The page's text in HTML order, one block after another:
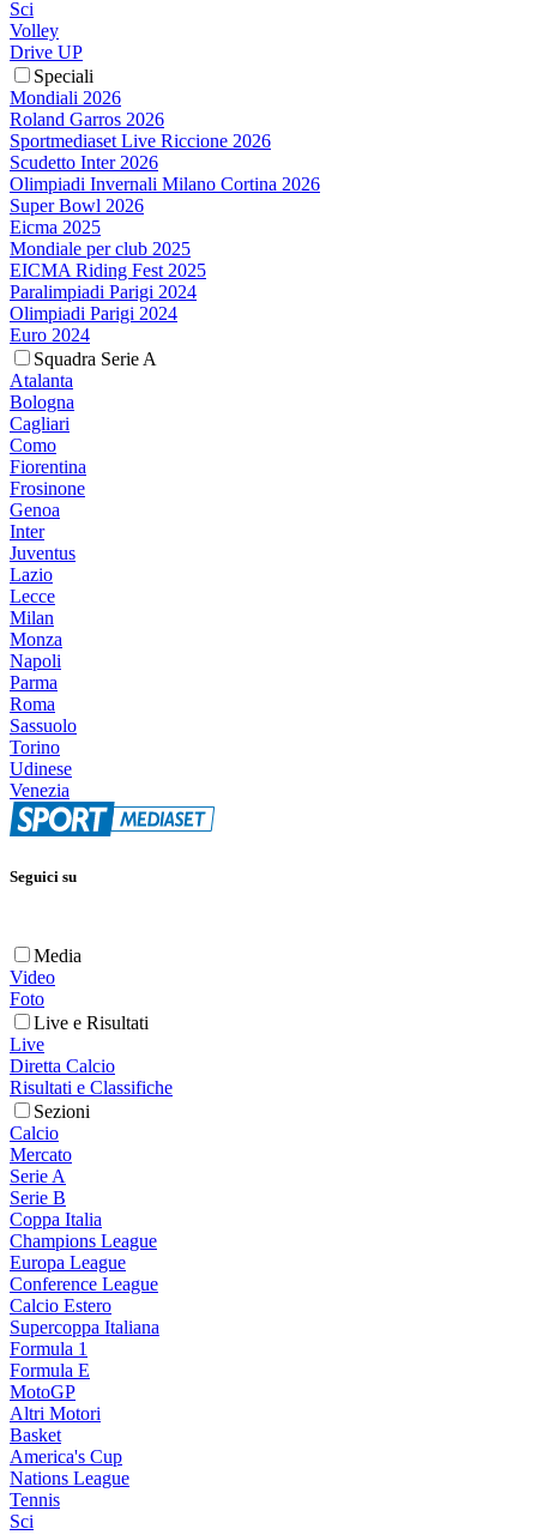
Sci
Volley
Drive UP
Speciali
Mondiali 2026
Roland Garros 2026
Sportmediaset Live Riccione 2026
Scudetto Inter 2026
Olimpiadi Invernali Milano Cortina 2026
Super Bowl 2026
Eicma 2025
Mondiale per club 2025
EICMA Riding Fest 2025
Paralimpiadi Parigi 2024
Olimpiadi Parigi 2024
Euro 2024
Squadra Serie A
Atalanta
Bologna
Cagliari
Como
Fiorentina
Frosinone
Genoa
Inter
Juventus
Lazio
Lecce
Milan
Monza
Napoli
Parma
Roma
Sassuolo
Torino
Udinese
Venezia
Seguici su
Media
Video
Foto
Live e Risultati
Live
Diretta Calcio
Risultati e Classifiche
Sezioni
Calcio
Mercato
Serie A
Serie B
Coppa Italia
Champions League
Europa League
Conference League
Calcio Estero
Supercoppa Italiana
Formula 1
Formula E
MotoGP
Altri Motori
Basket
America's Cup
Nations League
Tennis
Sci